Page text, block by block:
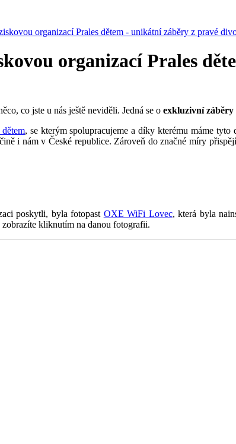
organizací Prales dětem - unikátní záběry z pravé
organizací Prales
co jste u nás ještě neviděli. Jedná se o exkluzivní
dětem, se kterým spolupracujeme a díky kterému máme tyto
i nám v České republice. Zároveň do značné míry
poskytli, byla fotopast OXE WiFi Lovec, která byla
kliknutím na danou fotografii.